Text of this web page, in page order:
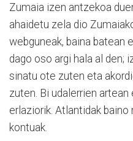
Zumaia izen antzekoa
ahaidetu zela dio
webguneak, baina batean
dago oso argi hala al den;
sinatu ote zuten eta
zuten. Bi udalerrien artean
erlaziorik. Atlantidak
kontuak.